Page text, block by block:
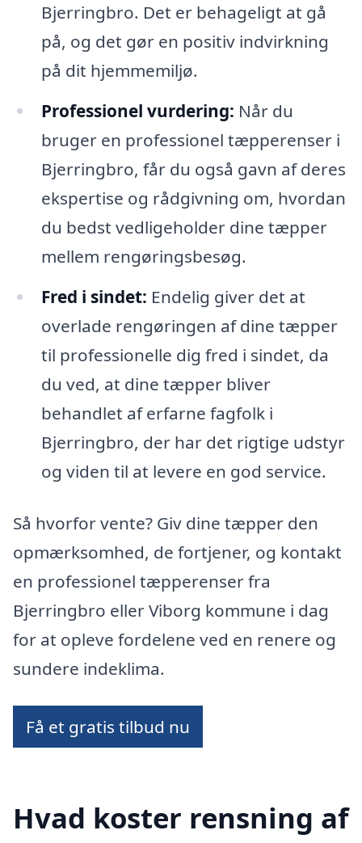
Bjerringbro. Det er behageligt at gå
på, og det gør en positiv indvirkning
på dit hjemmemiljø.
Professionel vurdering: Når du
bruger en professionel tæpperenser i
Bjerringbro, får du også gavn af deres
ekspertise og rådgivning om, hvordan
du bedst vedligeholder dine tæpper
mellem rengøringsbesøg.
Fred i sindet: Endelig giver det at
overlade rengøringen af dine tæpper
til professionelle dig fred i sindet, da
du ved, at dine tæpper bliver
behandlet af erfarne fagfolk i
Bjerringbro, der har det rigtige udstyr
og viden til at levere en god service.
Så hvorfor vente? Giv dine tæpper den
opmærksomhed, de fortjener, og kontakt
en professionel tæpperenser fra
Bjerringbro eller Viborg kommune i dag
for at opleve fordelene ved en renere og
sundere indeklima.
Få et gratis tilbud nu
Hvad koster rensning af